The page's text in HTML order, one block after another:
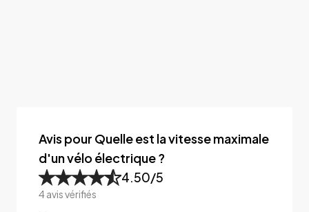
Avis pour Quelle est la vitesse maximale
d'un vélo électrique ?
4.50/5
4avis vérifiés